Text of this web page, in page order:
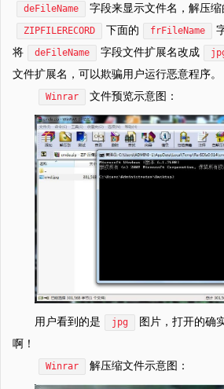
deFileName 字段来显示文件名，解压
ZIPFILERECORD 下面的 frFileName
将
deFileName 字段文件扩展名改成
文件扩展名，可以欺骗用户运行恶意程序。
Winrar 文件预览示意图：
用户看到的是 jpg 图片，打开的确
啊！
Winrar 解压缩文件示意图：